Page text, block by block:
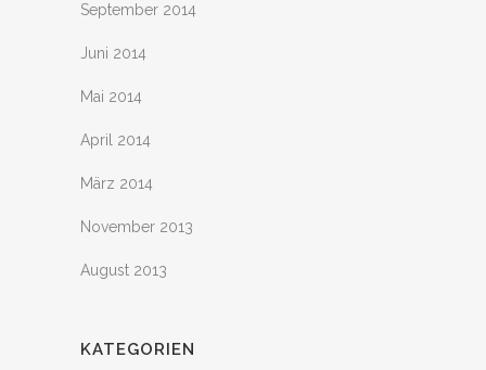
September 2014
Juni 2014
Mai 2014
April 2014
März 2014
November 2013
August 2013
KATEGORIEN